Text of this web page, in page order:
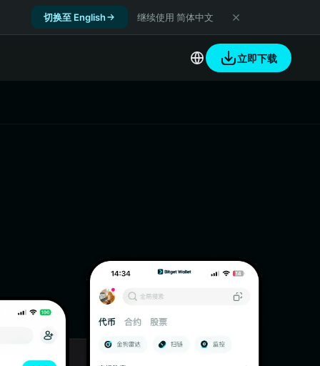
切换至 English 继续使用 简体中文
立即下载